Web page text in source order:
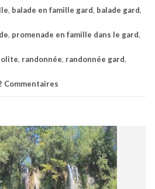
, balade en famille gard, balade gard,
, promenade en famille dans le gard,
, randonnée, randonnée gard,
Commentaires